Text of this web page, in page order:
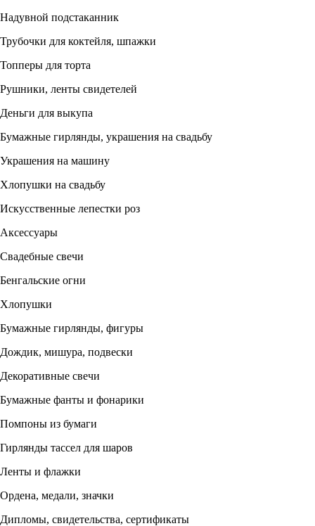
Надувной подстаканник
Трубочки для коктейля, шпажки
Топперы для торта
Рушники, ленты свидетелей
Деньги для выкупа
Бумажные гирлянды, украшения на свадьбу
Украшения на машину
Хлопушки на свадьбу
Искусственные лепестки роз
Аксессуары
Свадебные свечи
Бенгальские огни
Хлопушки
Бумажные гирлянды, фигуры
Дождик, мишура, подвески
Декоративные свечи
Бумажные фанты и фонарики
Помпоны из бумаги
Гирлянды тассел для шаров
Ленты и флажки
Ордена, медали, значки
Дипломы, свидетельства, сертификаты